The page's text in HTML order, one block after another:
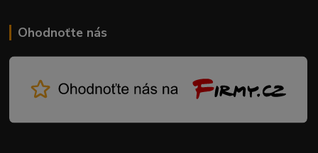
Ohodnoťte nás